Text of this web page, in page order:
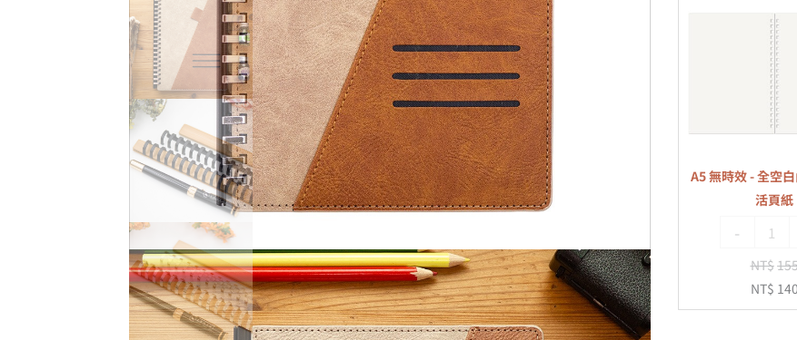
時
效
-
全
空
白
頁
-
20
活
頁
A5 無時效 - 全空
活頁紙
-
NT$
NT$ 140